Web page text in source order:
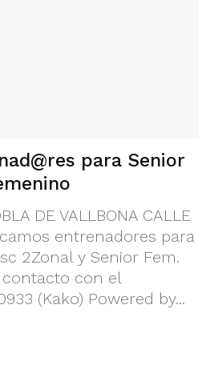
para Senior
DE VALLBONA CALLE
entrenadores para
2Zonal y Senior Fem.
con el
(Kako) Powered by...